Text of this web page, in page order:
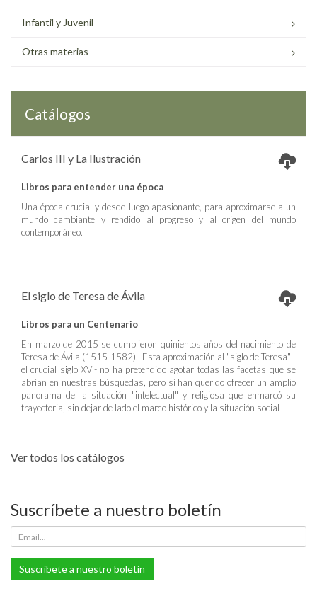
Infantil y Juvenil
Otras materias
Catálogos
Carlos III y La Ilustración
Libros para entender una época
Una época crucial y desde luego apasionante, para aproximarse a un
mundo cambiante y rendido al progreso y al origen del mundo
contemporáneo.
El siglo de Teresa de Ávila
Libros para un Centenario
En marzo de 2015 se cumplieron quinientos años del nacimiento de
Teresa de Ávila (1515-1582). Esta aproximación al "siglo de Teresa" -
el crucial siglo XVI- no ha pretendido agotar todas las facetas que se
abrían en nuestras búsquedas, pero sí han querido ofrecer un amplio
panorama de la situación "intelectual" y religiosa que enmarcó su
trayectoria, sin dejar de lado el marco histórico y la situación social
Ver todos los catálogos
Suscríbete a nuestro boletín
Suscríbete a nuestro boletín